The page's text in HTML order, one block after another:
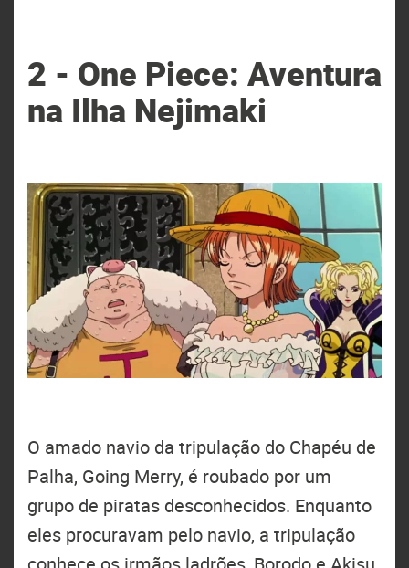
2 - One Piece: Aventura
na Ilha Nejimaki
O amado navio da tripulação do Chapéu de
Palha, Going Merry, é roubado por um
grupo de piratas desconhecidos. Enquanto
eles procuravam pelo navio, a tripulação